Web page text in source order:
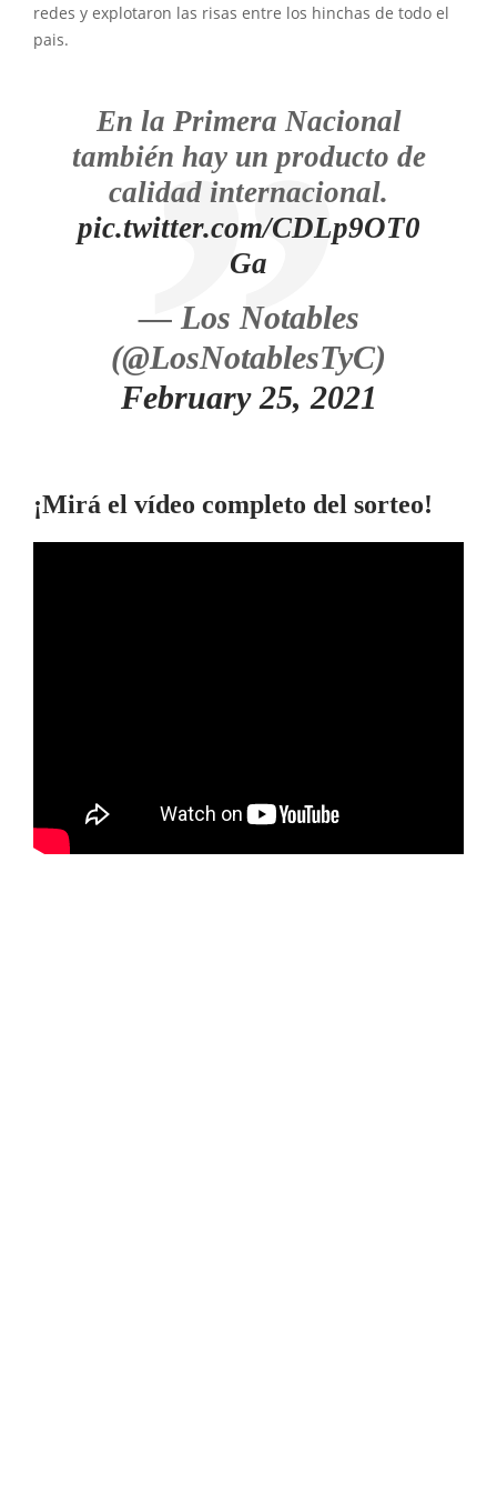
redes y explotaron las risas entre los hinchas de todo el
pais.
En la Primera Nacional
también hay un producto de
calidad internacional.
pic.twitter.com/CDLp9OT0
Ga
— Los Notables
(@LosNotablesTyC)
February 25, 2021
¡Mirá el vídeo completo del sorteo!